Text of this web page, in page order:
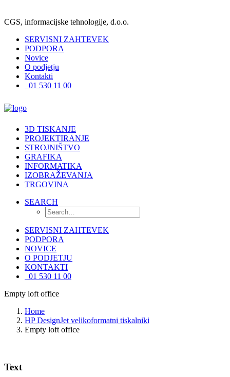
CGS, informacijske tehnologije, d.o.o.
SERVISNI ZAHTEVEK
PODPORA
Novice
O podjetju
Kontakti
01 530 11 00
3D TISKANJE
PROJEKTIRANJE
STROJNIŠTVO
GRAFIKA
INFORMATIKA
IZOBRAŽEVANJA
TRGOVINA
SEARCH
SERVISNI ZAHTEVEK
PODPORA
NOVICE
O PODJETJU
KONTAKTI
01 530 11 00
Empty loft office
Home
HP DesignJet velikoformatni tiskalniki
Empty loft office
Text